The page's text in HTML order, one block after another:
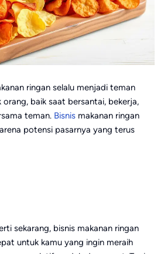
ringan selalu menjadi teman
baik saat bersantai, bekerja,
teman. Bisnis makanan ringan
potensi pasarnya yang terus
sekarang, bisnis makanan ringan
untuk kamu yang ingin meraih